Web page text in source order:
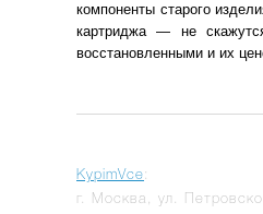
компоненты старого
картриджа — не
восстановленными и их
KypimVce:
г.
Москва
ул.